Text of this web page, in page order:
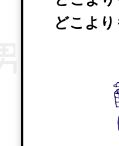
どこより